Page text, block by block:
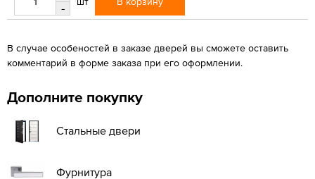
-
В случае особеностей в заказе дверей вы сможете оставить
комментарий в форме заказа при его оформлении.
Дополните покупку
Стальные двери
Фурнитура